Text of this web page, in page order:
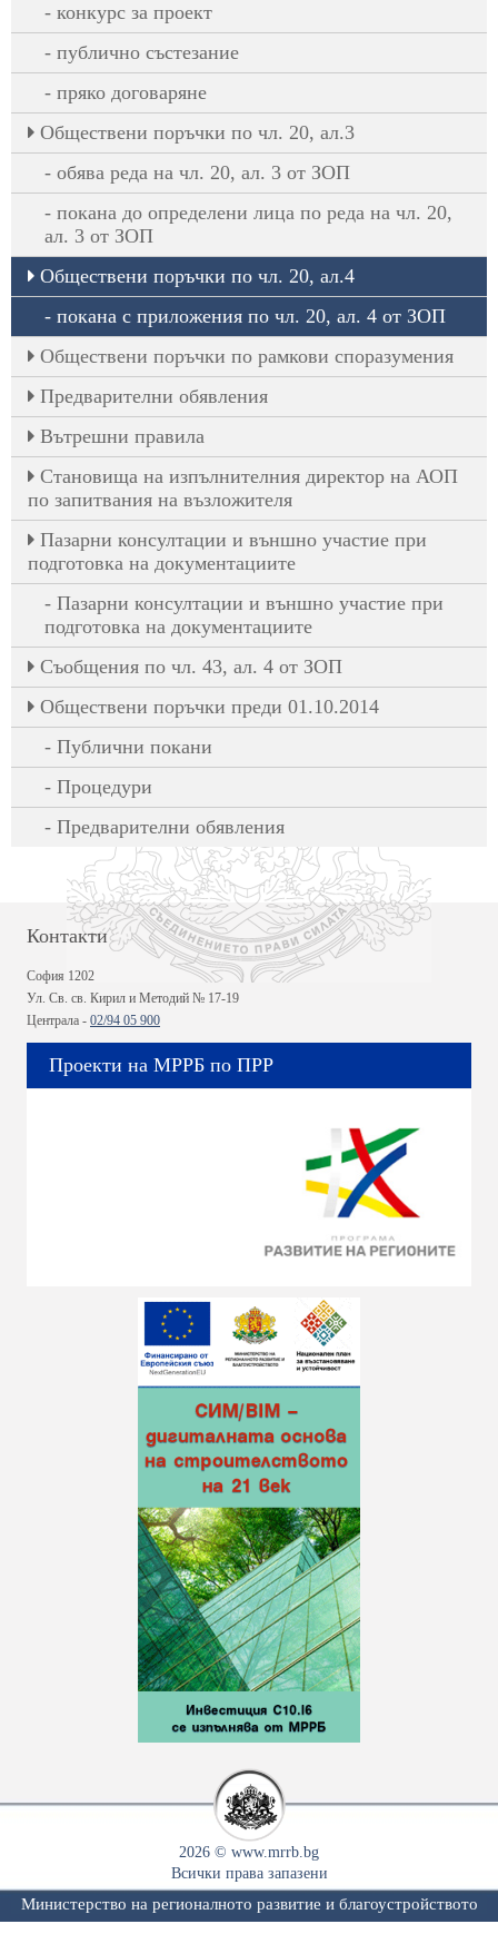
конкурс за проект
публично състезание
пряко договаряне
Oбществени поръчки по чл. 20, ал.3
обява реда на чл. 20, ал. 3 от ЗОП
покана до определени лица по реда на чл. 20,
ал. 3 от ЗОП
Oбществени поръчки по чл. 20, ал.4
покана с приложения по чл. 20, ал. 4 от ЗОП
Обществени поръчки по рамкови споразумения
Предварителни обявления
Вътрешни правила
Становища на изпълнителния директор на АОП
по запитвания на възложителя
Пазарни консултации и външно участие при
подготовка на документациите
Пазарни консултации и външно участие при
подготовка на документациите
Съобщения по чл. 43, ал. 4 от ЗОП
Обществени поръчки преди 01.10.2014
Публични покани
Процедури
Предварителни обявления
Контакти
София 1202
Ул. Св. св. Кирил и Методий № 17-19
Централа - 02/94 05 900
Проекти на МРРБ по ПРР
2026 © www.mrrb.bg
Всички права запазени
Министерство на регионалното развитие и благоустройството